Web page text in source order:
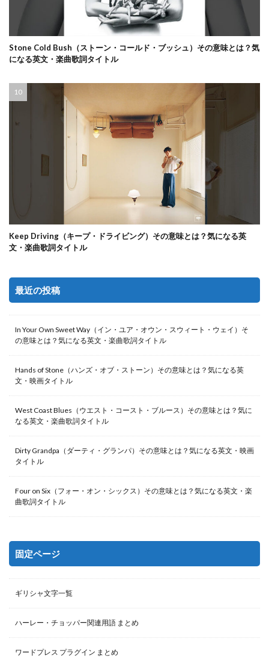
Stone Cold Bush（ストーン・コールド・ブッシュ）その意味とは？気
になる英文・楽曲歌詞タイトル
Keep Driving（キープ・ドライビング）その意味とは？気になる英
文・楽曲歌詞タイトル
最近の投稿
In Your Own Sweet Way（イン・ユア・オウン・スウィート・ウェイ）そ
の意味とは？気になる英文・楽曲歌詞タイトル
Hands of Stone（ハンズ・オブ・ストーン）その意味とは？気になる英
文・映画タイトル
West Coast Blues（ウエスト・コースト・ブルース）その意味とは？気に
なる英文・楽曲歌詞タイトル
Dirty Grandpa（ダーティ・グランパ）その意味とは？気になる英文・映画
タイトル
Four on Six（フォー・オン・シックス）その意味とは？気になる英文・楽
曲歌詞タイトル
固定ページ
ギリシャ文字一覧
ハーレー・チョッパー関連用語 まとめ
ワードプレス プラグイン まとめ